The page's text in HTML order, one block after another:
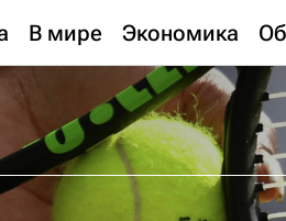
В мире Экономика